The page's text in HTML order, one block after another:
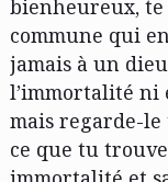
bienheureux,
commune qui
jamais à un
l’immortalité ni
mais regarde-le
ce que tu